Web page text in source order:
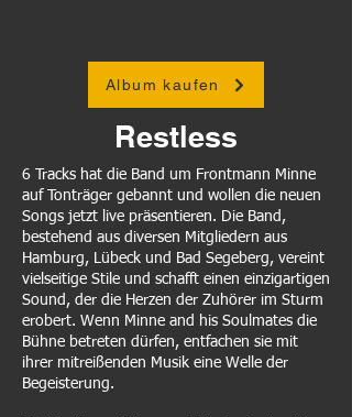
Album kaufen
Restless
6 Tracks hat die Band um Frontmann Minne
auf Tonträger gebannt und wollen die neuen
Songs jetzt live präsentieren. Die Band,
bestehend aus diversen Mitgliedern aus
Hamburg, Lübeck und Bad Segeberg, vereint
vielseitige Stile und schafft einen einzigartigen
Sound, der die Herzen der Zuhörer im Sturm
erobert. Wenn Minne and his Soulmates die
Bühne betreten dürfen, entfachen sie mit
ihrer mitreißenden Musik eine Welle der
Begeisterung.